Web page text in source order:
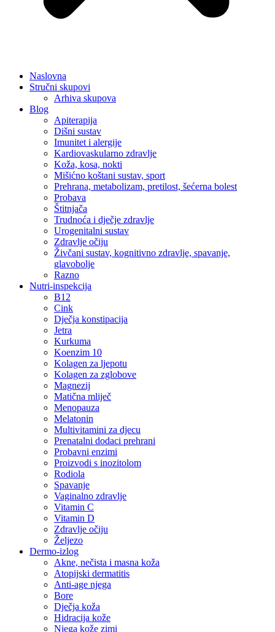
Naslovna
Stručni skupovi
Arhiva skupova
Blog
Apiterapija
Dišni sustav
Imunitet i alergije
Kardiovaskularno zdravlje
Koža, kosa, nokti
Mišićno koštani sustav, sport
Prehrana, metabolizam, pretilost, šećerna bolest
Probava
Štitnjača
Trudnoća i dječje zdravlje
Urogenitalni sustav
Zdravlje očiju
Živčani sustav, kognitivno zdravlje, spavanje,
glavobolje
Razno
Nutri-inspekcija
B12
Cink
Dječja konstipacija
Jetra
Kurkuma
Koenzim 10
Kolagen za ljepotu
Kolagen za zglobove
Magnezij
Matična mliječ
Menopauza
Melatonin
Multivitamini za djecu
Prenatalni dodaci prehrani
Probavni enzimi
Proizvodi s inozitolom
Rodiola
Spavanje
Vaginalno zdravlje
Vitamin C
Vitamin D
Zdravlje očiju
Željezo
Dermo-izlog
Akne, nečista i masna koža
Atopijski dermatitis
Anti-age njega
Bore
Dječja koža
Hidracija kože
Njega kože zimi